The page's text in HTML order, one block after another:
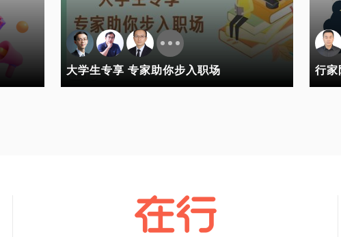
大学生专享 专家助你步入职场 行家